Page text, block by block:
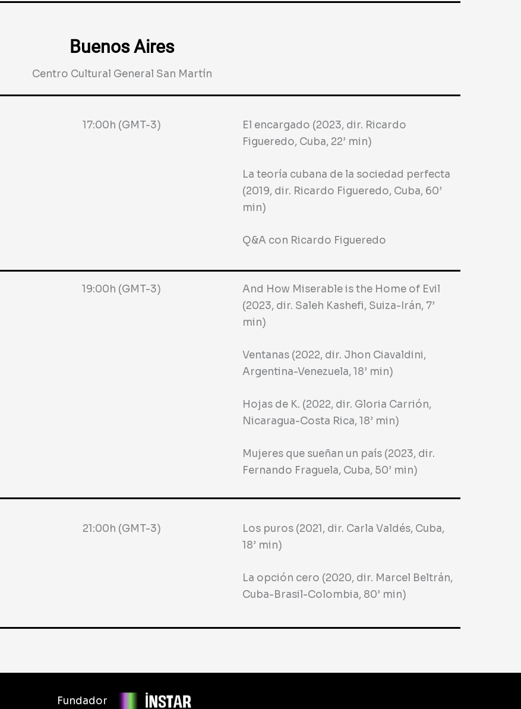
Buenos Aires
Centro Cultural General San Martín
17:00h (GMT-3)
El encargado (2023, dir. Ricardo
Figueredo, Cuba, 22’ min)
La teoría cubana de la sociedad perfecta
(2019, dir. Ricardo Figueredo, Cuba, 60’
min)
Q&A con Ricardo Figueredo
19:00h (GMT-3)
And How Miserable is the Home of Evil
(2023, dir. Saleh Kashefi, Suiza-Irán, 7’
min)
Ventanas (2022, dir. Jhon Ciavaldini,
Argentina-Venezuela, 18’ min)
Hojas de K. (2022, dir. Gloria Carrión,
Nicaragua-Costa Rica, 18’ min)
Mujeres que sueñan un país (2023, dir.
Fernando Fraguela, Cuba, 50’ min)
21:00h (GMT-3)
Los puros (2021, dir. Carla Valdés, Cuba,
18’ min)
La opción cero (2020, dir. Marcel Beltrán,
Cuba-Brasil-Colombia, 80’ min)
Fundador